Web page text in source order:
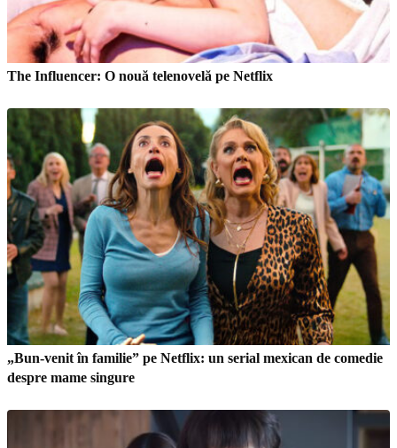
The Influencer: O nouă telenovelă pe Netflix
„Bun-venit în familie” pe Netflix: un serial mexican de comedie
despre mame singure